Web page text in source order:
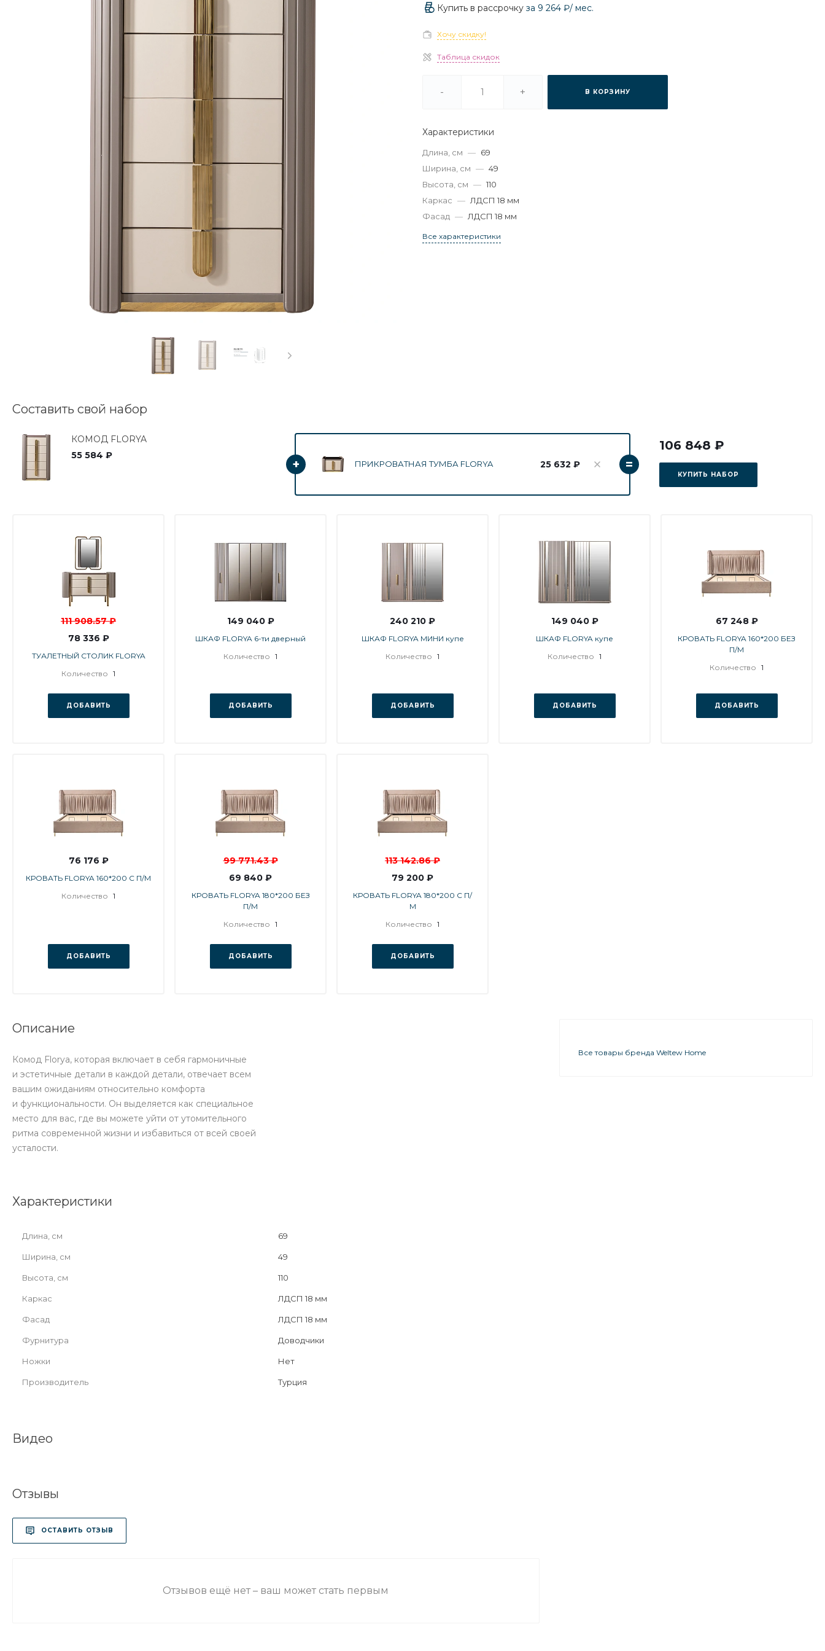
Купить в рассрочку за 9 264 ₽/ мес.
Хочу скидку!
Таблица скидок
- + В КОРЗИНУ
Характеристики
Длина, см — 69
Ширина, см — 49
Высота, см — 110
Каркас — ЛДСП 18 мм
Фасад — ЛДСП 18 мм
Все характеристики
Составить свой набор
КОМОД FLORYA
55 584 ₽
ПРИКРОВАТНАЯ ТУМБА FLORYA 25 632 ₽
+ =
106 848 ₽
КУПИТЬ НАБОР
111 908.57 ₽
78 336 ₽
ТУАЛЕТНЫЙ СТОЛИК FLORYA
Количество 1
ДОБАВИТЬ
149 040 ₽
ШКАФ FLORYA 6-ти дверный
Количество 1
ДОБАВИТЬ
240 210 ₽
ШКАФ FLORYA МИНИ купе
Количество 1
ДОБАВИТЬ
149 040 ₽
ШКАФ FLORYA купе
Количество 1
ДОБАВИТЬ
67 248 ₽
КРОВАТЬ FLORYA 160*200 БЕЗ
П/М
Количество 1
ДОБАВИТЬ
76 176 ₽
КРОВАТЬ FLORYA 160*200 С П/М
Количество 1
ДОБАВИТЬ
99 771.43 ₽
69 840 ₽
КРОВАТЬ FLORYA 180*200 БЕЗ
П/М
Количество 1
ДОБАВИТЬ
113 142.86 ₽
79 200 ₽
КРОВАТЬ FLORYA 180*200 С П/
М
Количество 1
ДОБАВИТЬ
Описание
Комод Florya, которая включает в себя гармоничные
и эстетичные детали в каждой детали, отвечает всем
вашим ожиданиям относительно комфорта
и функциональности. Он выделяется как специальное
место для вас, где вы можете уйти от утомительного
ритма современной жизни и избавиться от всей своей
усталости.
Характеристики
Длина, см 69
Ширина, см 49
Высота, см 110
Каркас ЛДСП 18 мм
Фасад ЛДСП 18 мм
Фурнитура Доводчики
Ножки Нет
Производитель Турция
Видео
Отзывы
ОСТАВИТЬ ОТЗЫВ
Отзывов ещё нет – ваш может стать первым
Все товары бренда Weltew Home